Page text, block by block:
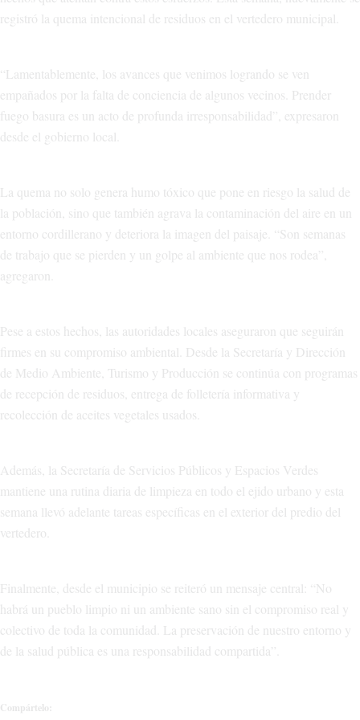
registró la quema intencional de residuos en el vertedero municipal.
“Lamentablemente, los avances que venimos logrando se ven
empañados por la falta de conciencia de algunos vecinos. Prender
fuego basura es un acto de profunda irresponsabilidad”, expresaron
desde el gobierno local.
La quema no solo genera humo tóxico que pone en riesgo la salud de
la población, sino que también agrava la contaminación del aire en un
entorno cordillerano y deteriora la imagen del paisaje. “Son semanas
de trabajo que se pierden y un golpe al ambiente que nos rodea”,
agregaron.
Pese a estos hechos, las autoridades locales aseguraron que seguirán
firmes en su compromiso ambiental. Desde la Secretaría y Dirección
de Medio Ambiente, Turismo y Producción se continúa con programas
de recepción de residuos, entrega de folletería informativa y
recolección de aceites vegetales usados.
Además, la Secretaría de Servicios Públicos y Espacios Verdes
mantiene una rutina diaria de limpieza en todo el ejido urbano y esta
semana llevó adelante tareas específicas en el exterior del predio del
vertedero.
Finalmente, desde el municipio se reiteró un mensaje central: “No
habrá un pueblo limpio ni un ambiente sano sin el compromiso real y
colectivo de toda la comunidad. La preservación de nuestro entorno y
de la salud pública es una responsabilidad compartida”.
Compártelo: